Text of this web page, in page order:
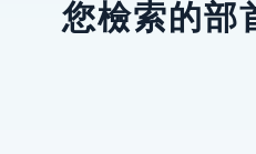
您檢索的部